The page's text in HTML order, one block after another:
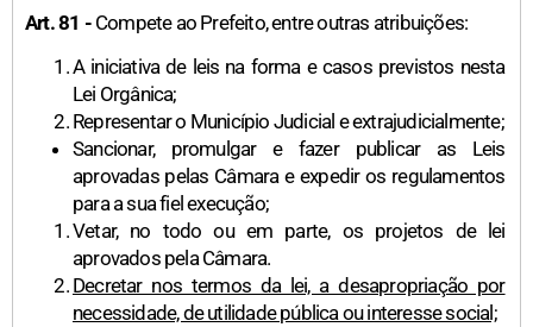
Art. 81 -Compete ao Prefeito, entre outras atribuições:
A iniciativa de leis na forma e casos previstos nesta
Lei Orgânica;
Representar o Município Judicial e extrajudicialmente;
Sancionar, promulgar e fazer publicar as Leis
aprovadas pelas Câmara e expedir os regulamentos
para a sua fiel execução;
Vetar, no todo ou em parte, os projetos de lei
aprovados pela Câmara.
Decretar nos termos da lei, a desapropriação por
necessidade, de utilidade pública ou interesse social;